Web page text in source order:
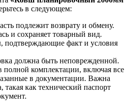
в следующем:
подлежит возврату и обмену.
и сохраняет товарный вид.
подтверждающие факт и условия
должна быть неповрежденной.
полной комплектации, включая все
в документации. Важна
такая как технический паспорт